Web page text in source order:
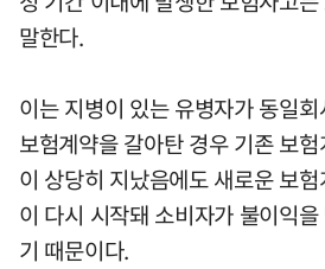
말한다.
이는 지병이 있는 유병자가 동일
보험계약을 갈아탄 경우 기존 보
이 상당히 지났음에도 새로운 보
이 다시 시작돼 소비자가 불이익
기 때문이다.